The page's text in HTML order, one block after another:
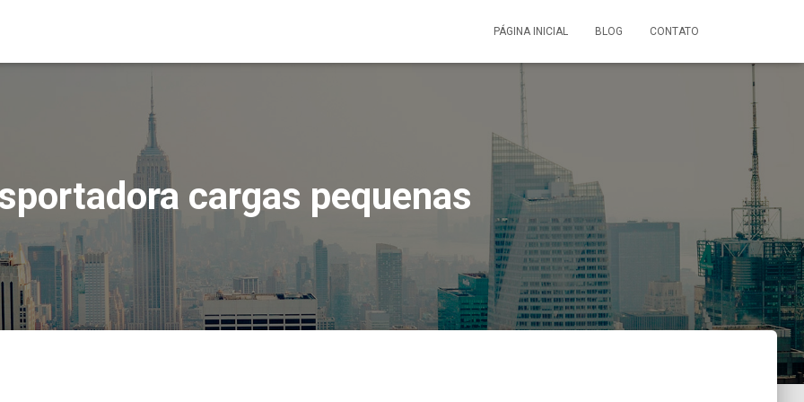
PÁGINA INICIAL BLOG CONTATO
cargas pequenas